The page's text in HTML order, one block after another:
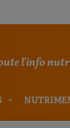
l'info